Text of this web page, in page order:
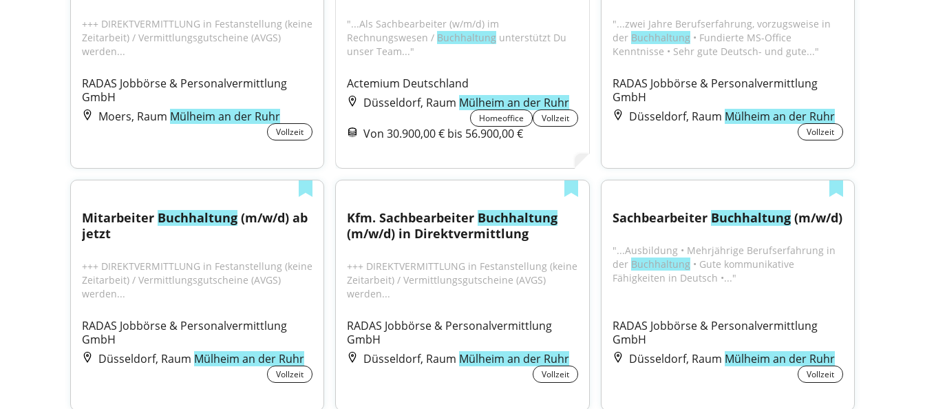
+++ DIREKTVERMITTLUNG in Festanstellung (keine
Zeitarbeit) / Vermittlungsgutscheine (AVGS)
werden...
RADAS Jobbörse & Personalvermittlung
GmbH
Moers, Raum Mülheim an der Ruhr
Vollzeit
"...Als Sachbearbeiter (w/m/d) im
Rechnungswesen / Buchhaltung unterstützt Du
unser Team..."
Actemium Deutschland
Düsseldorf, Raum Mülheim an der Ruhr
Homeoffice Vollzeit
Von 30.900,00 € bis 56.900,00 €
"...zwei Jahre Berufserfahrung, vorzugsweise in
der Buchhaltung • Fundierte MS-Office
Kenntnisse • Sehr gute Deutsch- und gute..."
RADAS Jobbörse & Personalvermittlung
GmbH
Düsseldorf, Raum Mülheim an der Ruhr
Vollzeit
Mitarbeiter Buchhaltung (m/w/d) ab
jetzt
+++ DIREKTVERMITTLUNG in Festanstellung (keine
Zeitarbeit) / Vermittlungsgutscheine (AVGS)
werden...
RADAS Jobbörse & Personalvermittlung
GmbH
Düsseldorf, Raum Mülheim an der Ruhr
Vollzeit
Kfm. Sachbearbeiter Buchhaltung
(m/w/d) in Direktvermittlung
+++ DIREKTVERMITTLUNG in Festanstellung (keine
Zeitarbeit) / Vermittlungsgutscheine (AVGS)
werden...
RADAS Jobbörse & Personalvermittlung
GmbH
Düsseldorf, Raum Mülheim an der Ruhr
Vollzeit
Sachbearbeiter Buchhaltung (m/w/d)
"...Ausbildung • Mehrjährige Berufserfahrung in
der Buchhaltung • Gute kommunikative
Fähigkeiten in Deutsch •..."
RADAS Jobbörse & Personalvermittlung
GmbH
Düsseldorf, Raum Mülheim an der Ruhr
Vollzeit